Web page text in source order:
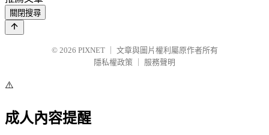
關閉搜尋
© 2026 PIXNET
文章與圖片權利屬原作者所有
隱私權政策
服務聲明
⚠️
成人內容提醒